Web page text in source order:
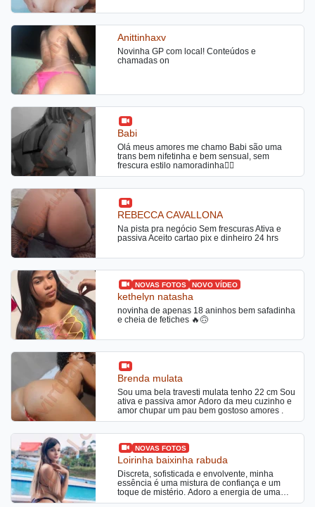
Anittinhaxv
Novinha GP com local! Conteúdos e
chamadas on
Babi
Olá meus amores me chamo Babi são uma
trans bem nifetinha e bem sensual, sem
frescura estilo namoradinha❤️‍🔥
REBECCA CAVALLONA
Na pista pra negócio Sem frescuras Ativa e
passiva Aceito cartao pix e dinheiro 24 hrs
NOVAS FOTOS NOVO VÍDEO
kethelyn natasha
novinha de apenas 18 aninhos bem safadinha
e cheia de fetiches 🔥🙃
Brenda mulata
Sou uma bela travesti mulata tenho 22 cm Sou
ativa e passiva amor Adoro da meu cuzinho e
amor chupar um pau bem gostoso amores .
NOVAS FOTOS
Loirinha baixinha rabuda
Discreta, sofisticada e envolvente, minha
essência é uma mistura de confiança e um
toque de mistério. Adoro a energia de uma
boa conversa que me desafia e me fascina,